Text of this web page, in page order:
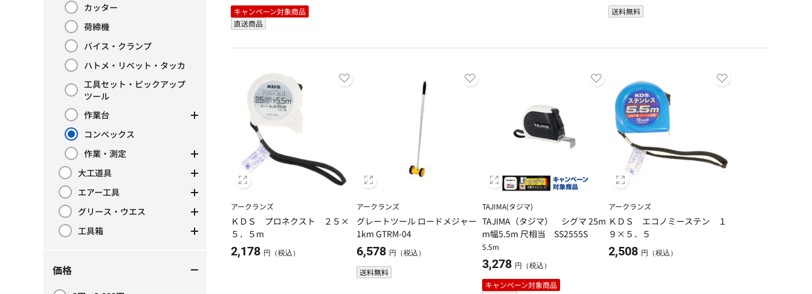
カッター
カテゴリーで絞り込み: カッター
荷締機
カテゴリーで絞り込み: 荷締機
バイス・クランプ
カテゴリーで絞り込み: バイス・クランプ
ハトメ・リベット・タッカ
カテゴリーで絞り込み: ハトメ・リベット・タッカ
工具セット・ピックアップ
ツール
カテゴリーで絞り込み: 工具セット・ピックアップツール
作業台
カテゴリーで絞り込み: 作業台
コンベックス
現在カテゴリーで絞り込み中: コンベックス
作業・測定
カテゴリーで絞り込み: 作業・測定
大工道具
カテゴリーで絞り込み: 大工道具
エアー工具
カテゴリーで絞り込み: エアー工具
グリース・ウエス
カテゴリーで絞り込み: グリース・ウエス
工具箱
カテゴリーで絞り込み: 工具箱
価格
キャンペーン対象商品
直送商品
送料無料
アークランズ
ＫＤＳ プロネクスト ２５×
５．５m
2,178 円（税込）
アークランズ
グレートツール ロードメジャー
1km GTRM-04
6,578 円（税込）
送料無料
TAJIMA(タジマ)
TAJIMA（タジマ） シグマ 25m
m幅5.5m 尺相当 SS2555S
5.5m
3,278 円（税込）
キャンペーン対象商品
アークランズ
ＫＤＳ エコノミーステン １
９×５．５
2,508 円（税込）